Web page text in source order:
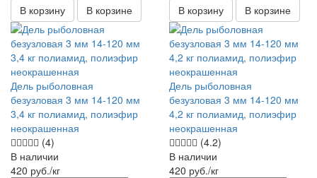
В корзину В корзине В корзину В корзине
Дель рыболовная
безузловая 3 мм 14-120 мм
3,4 кг полиамид, полиэфир
неокрашенная
(4)
В наличии
420 руб./кг
Дель рыболовная
безузловая 3 мм 14-120 мм
4,2 кг полиамид, полиэфир
неокрашенная
(4.2)
В наличии
420 руб./кг